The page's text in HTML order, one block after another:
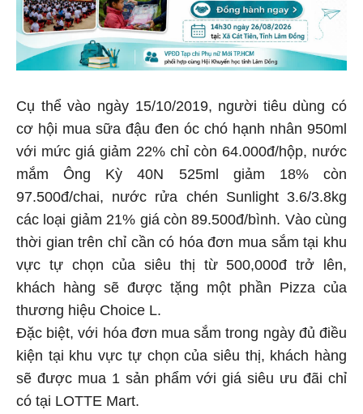
Cụ thể vào ngày 15/10/2019, người tiêu dùng có
cơ hội mua sữa đậu đen óc chó hạnh nhân 950ml
với mức giá giảm 22% chỉ còn 64.000đ/hộp, nước
mắm Ông Kỳ 40N 525ml giảm 18% còn
97.500đ/chai, nước rửa chén Sunlight 3.6/3.8kg
các loại giảm 21% giá còn 89.500đ/bình. Vào cùng
thời gian trên chỉ cần có hóa đơn mua sắm tại khu
vực tự chọn của siêu thị từ 500,000đ trở lên,
khách hàng sẽ được tặng một phần Pizza của
thương hiệu Choice L.
Đặc biệt, với hóa đơn mua sắm trong ngày đủ điều
kiện tại khu vực tự chọn của siêu thị, khách hàng
sẽ được mua 1 sản phẩm với giá siêu ưu đãi chỉ
có tại LOTTE Mart.